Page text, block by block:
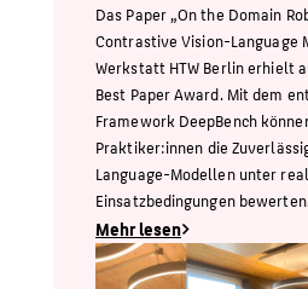
Das Paper „On the Domain
Contrastive Vision-Language
Werkstatt HTW Berlin erhielt
Best Paper Award. Mit dem
Framework DeepBench
Praktiker:innen die
Language-Modellen unter
Einsatzbedingungen
Mehr lesen